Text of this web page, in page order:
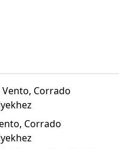
Corrado